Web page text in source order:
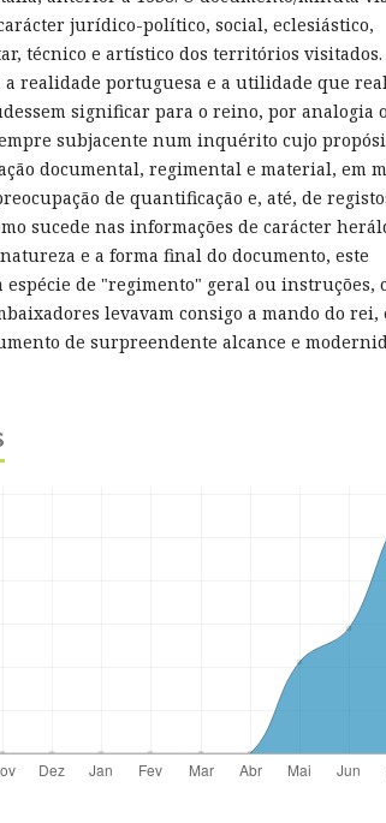
jurídico-político, social, eclesiástico,
técnico e artístico dos territórios visitados.
a realidade portuguesa e a utilidade que
significar para o reino, por analogia
subjacente num inquérito cujo
documental, regimental e material, em
de quantificação e, até, de
sucede nas informações de carácter
e a forma final do documento, este
de "regimento" geral ou instruções,
levavam consigo a mando do
de surpreendente alcance e